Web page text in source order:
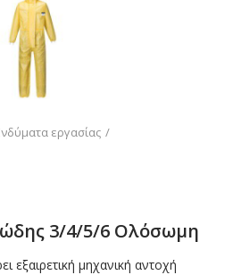
εργασίας
3/4/5/6 Ολόσωμη
μηχανική αντοχή